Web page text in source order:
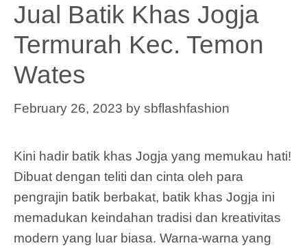
Jual Batik Khas Jogja
Termurah Kec. Temon
Wates
February 26, 2023 by sbflashfashion
Kini hadir batik khas Jogja yang memukau hati!
Dibuat dengan teliti dan cinta oleh para
pengrajin batik berbakat, batik khas Jogja ini
memadukan keindahan tradisi dan kreativitas
modern yang luar biasa. Warna-warna yang